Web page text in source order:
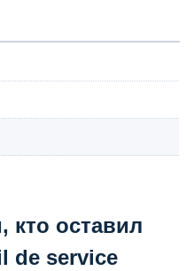
кто оставил
de service